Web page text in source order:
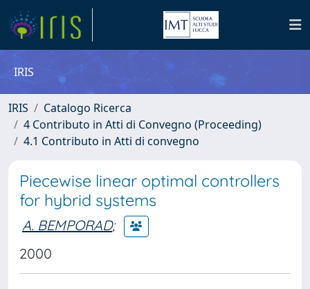
IRIS
IRIS
Catalogo Ricerca
4 Contributo in Atti di Convegno (Proceeding)
4.1 Contributo in Atti di convegno
Piecewise linear optimal controllers
for hybrid systems
A. BEMPORAD;
2000